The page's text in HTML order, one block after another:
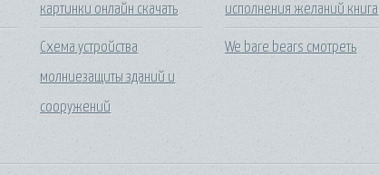
картинки онлайн скачать
Схема устройства
молниезащиты зданий и
сооружений
исполнения желаний книга
We bare bears смотреть